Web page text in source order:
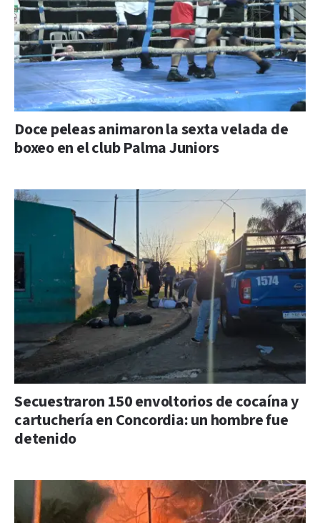
Doce peleas animaron la sexta velada de
boxeo en el club Palma Juniors
Secuestraron 150 envoltorios de cocaína y
cartuchería en Concordia: un hombre fue
detenido